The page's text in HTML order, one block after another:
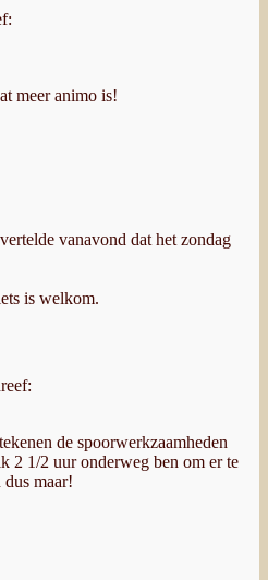
meer animo is!
vanavond dat het zondag
is welkom.
de spoorwerkzaamheden
2 1/2 uur onderweg ben om er te
maar!